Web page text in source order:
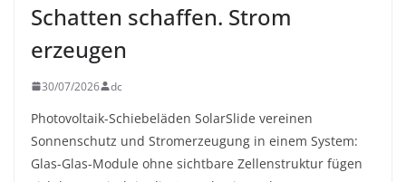
Schatten schaffen. Strom
erzeugen
30/07/2026 dc
Photovoltaik-Schiebeläden SolarSlide vereinen
Sonnenschutz und Stromerzeugung in einem System:
Glas-Glas-Module ohne sichtbare Zellenstruktur fügen